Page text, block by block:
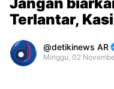
Terlantar,
detikinews AR
Minggu, 02